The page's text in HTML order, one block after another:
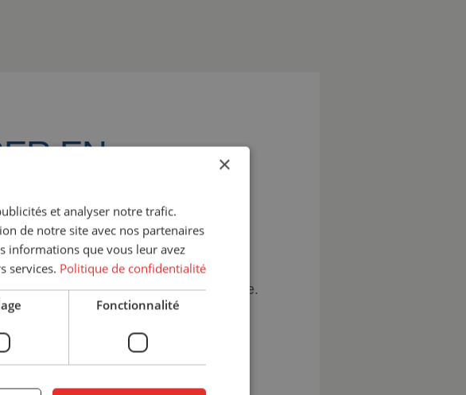
EN
pour vous. Nous serons heureux de
options et de vous conseiller
plus adaptée à votre situation. La
sur votre lieu de travail de soudage.
×
et analyser notre trafic.
de notre site avec nos partenaires
informations que vous leur avez
services. Politique de confidentialité
Fonctionnalité